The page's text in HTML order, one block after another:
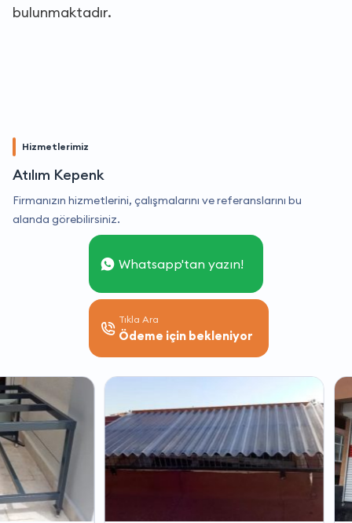
bulunmaktadır.
Hizmetlerimiz
Atılım Kepenk
Firmanızın hizmetlerini, çalışmalarını ve referanslarını bu
alanda görebilirsiniz.
Whatsapp'tan yazın!
Tıkla Ara
Ödeme için bekleniyor